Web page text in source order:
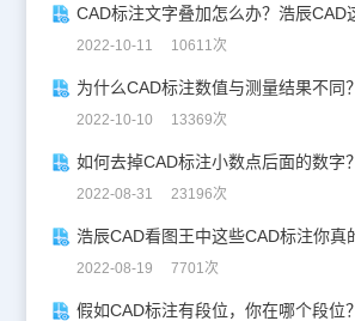
2022-10-11 10611次
2022-10-10 13369次
如何去掉CAD标注小数点后面的数字？
2022-08-31 23196次
2022-08-19 7701次
假如CAD标注有段位，你在哪个段位？